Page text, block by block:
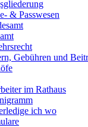
& Passwesen
Gebühren und
im Rathaus
ich wo